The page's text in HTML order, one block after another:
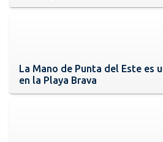
La Mano de Punta del Este es
en la Playa Brava